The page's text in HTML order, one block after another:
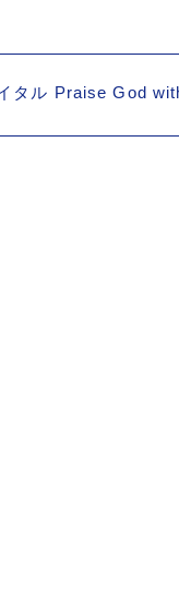
タル Praise God